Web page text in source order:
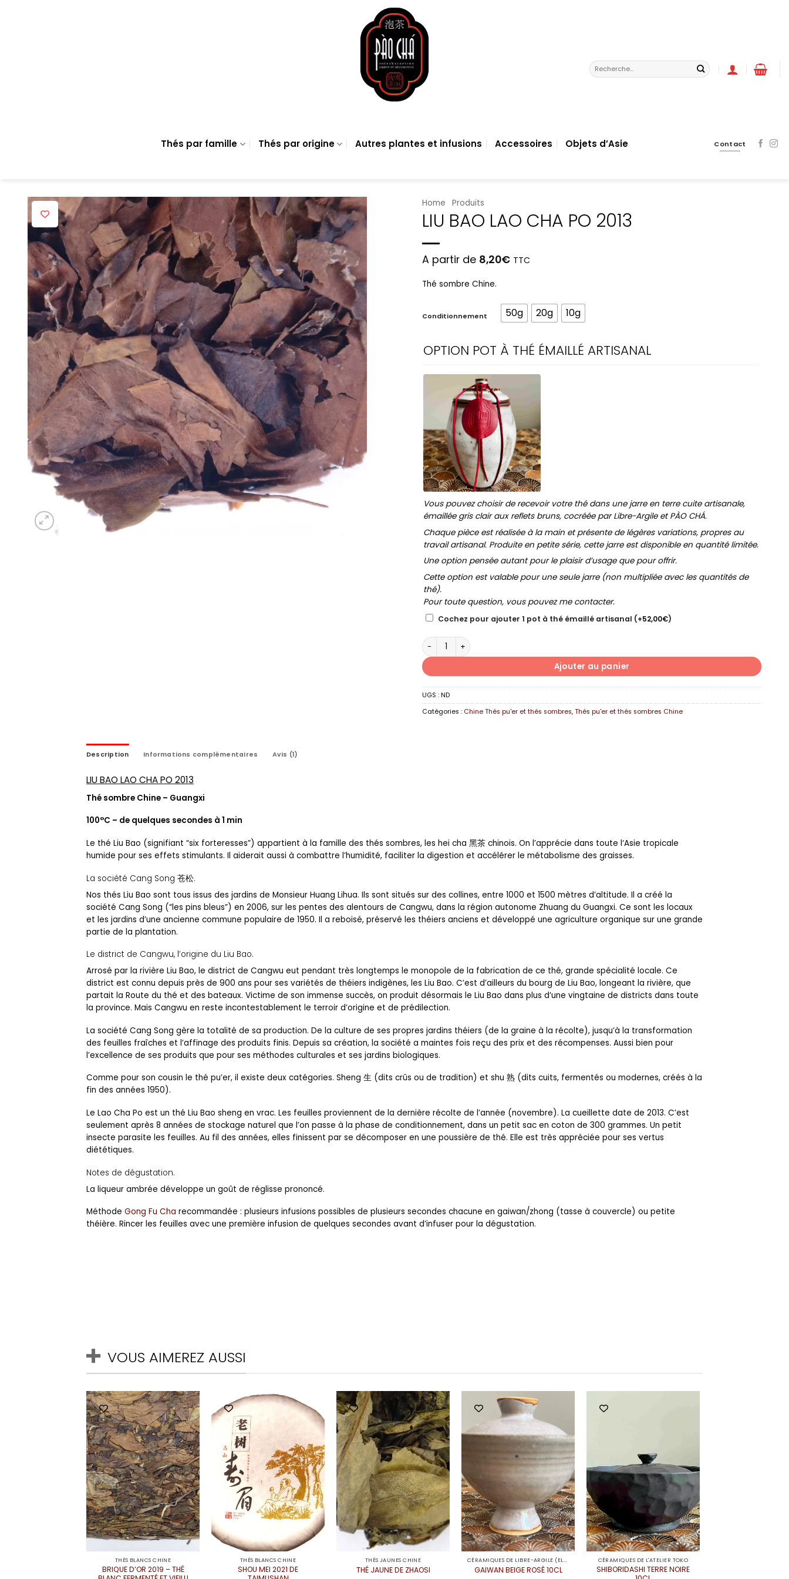
Recherche
pour :
Thés par famille Thés par origine Autres plantes et infusions Accessoires Objets d’Asie Contact
Home Produits
LIU BAO LAO CHA PO 2013
A partir de 8,20€ TTC
Thé sombre Chine.
Conditionnement 50g 20g 10g
OPTION POT À THÉ ÉMAILLÉ ARTISANAL
Vous pouvez choisir de recevoir votre thé dans une jarre en terre cuite artisanale,
émaillée gris clair aux reflets bruns, cocréée par Libre-Argile et PÀO CHÁ.
Chaque pièce est réalisée à la main et présente de légères variations, propres au
travail artisanal. Produite en petite série, cette jarre est disponible en quantité limitée.
Une option pensée autant pour le plaisir d’usage que pour offrir.
Cette option est valable pour une seule jarre (non multipliée avec les quantités de
thé).
Pour toute question, vous pouvez me contacter.
Cochez pour ajouter 1 pot à thé émaillé artisanal (+52,00€)
quantité de LIU BAO LAO CHA PO 2013
Ajouter au panier
UGS :ND
Catégories : Chine Thés pu'er et thés sombres,Thés pu'er et thés sombres Chine
Description Informations complémentaires Avis (1)
LIU BAO LAO CHA PO 2013
Thé sombre Chine – Guangxi
100°C – de quelques secondes à 1 min
Le thé Liu Bao (signifiant “six forteresses”) appartient à la famille des thés sombres, les hei cha 黑茶 chinois. On l’apprécie dans toute l‘Asie tropicale
humide pour ses effets stimulants. Il aiderait aussi à combattre l’humidité, faciliter la digestion et accélérer le métabolisme des graisses.
La société Cang Song 苍松.
Nos thés Liu Bao sont tous issus des jardins de Monsieur Huang Lihua. Ils sont situés sur des collines, entre 1000 et 1500 mètres d’altitude. Il a créé la
société Cang Song (“les pins bleus”) en 2006, sur les pentes des alentours de Cangwu, dans la région autonome Zhuang du Guangxi. Ce sont les locaux
et les jardins d’une ancienne commune populaire de 1950. Il a reboisé, préservé les théiers anciens et développé une agriculture organique sur une grande
partie de la plantation.
Le district de Cangwu, l’origine du Liu Bao.
Arrosé par la rivière Liu Bao, le district de Cangwu eut pendant très longtemps le monopole de la fabrication de ce thé, grande spécialité locale. Ce
district est connu depuis près de 900 ans pour ses variétés de théiers indigènes, les Liu Bao. C’est d’ailleurs du bourg de Liu Bao, longeant la rivière, que
partait la Route du thé et des bateaux. Victime de son immense succès, on produit désormais le Liu Bao dans plus d’une vingtaine de districts dans toute
la province. Mais Cangwu en reste incontestablement le terroir d’origine et de prédilection.
La société Cang Song gère la totalité de sa production. De la culture de ses propres jardins théiers (de la graine à la récolte), jusqu’à la transformation
des feuilles fraîches et l’affinage des produits finis. Depuis sa création, la société a maintes fois reçu des prix et des récompenses. Aussi bien pour
l’excellence de ses produits que pour ses méthodes culturales et ses jardins biologiques.
Comme pour son cousin le thé pu’er, il existe deux catégories. Sheng 生 (dits crûs ou de tradition) et shu 熟 (dits cuits, fermentés ou modernes, créés à la
fin des années 1950).
Le Lao Cha Po est un thé Liu Bao sheng en vrac. Les feuilles proviennent de la dernière récolte de l’année (novembre). La cueillette date de 2013. C’est
seulement après 8 années de stockage naturel que l’on passe à la phase de conditionnement, dans un petit sac en coton de 300 grammes. Un petit
insecte parasite les feuilles. Au fil des années, elles finissent par se décomposer en une poussière de thé. Elle est très appréciée pour ses vertus
diététiques.
Notes de dégustation.
La liqueur ambrée développe un goût de réglisse prononcé.
Méthode Gong Fu Cha recommandée : plusieurs infusions possibles de plusieurs secondes chacune en gaiwan/zhong (tasse à couvercle) ou petite
théière. Rincer les feuilles avec une première infusion de quelques secondes avant d’infuser pour la dégustation.
VOUS AIMEREZ AUSSI
THÉS BLANCS CHINE
BRIQUE D’OR 2019 – THÉ
THÉS BLANCS CHINE
SHOU MEI 2021 DE
THÉS JAUNES CHINE
THÉ JAUNE DE ZHAOSI
CÉRAMIQUES DE LIBRE-ARGILE (ELODIE)
GAIWAN BEIGE ROSÉ 10CL
CÉRAMIQUES DE L'ATELIER TOKO
SHIBORIDASHI TERRE NOIRE